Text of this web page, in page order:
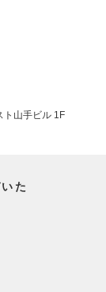
山手ビル 1F
た